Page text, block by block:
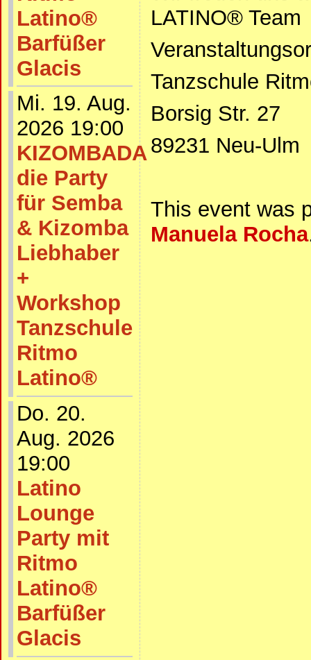
Latino®
Barfüßer
Glacis
Mi. 19. Aug.
2026 19:00
KIZOMBADA
die Party
für Semba
& Kizomba
Liebhaber
+
Workshop
Tanzschule
Ritmo
Latino®
Do. 20.
Aug. 2026
19:00
Latino
Lounge
Party mit
Ritmo
Latino®
Barfüßer
Glacis
LATINO® Team
Tanzschule
Borsig Str. 27
89231 Neu-Ulm
This event was
Manuela Rocha